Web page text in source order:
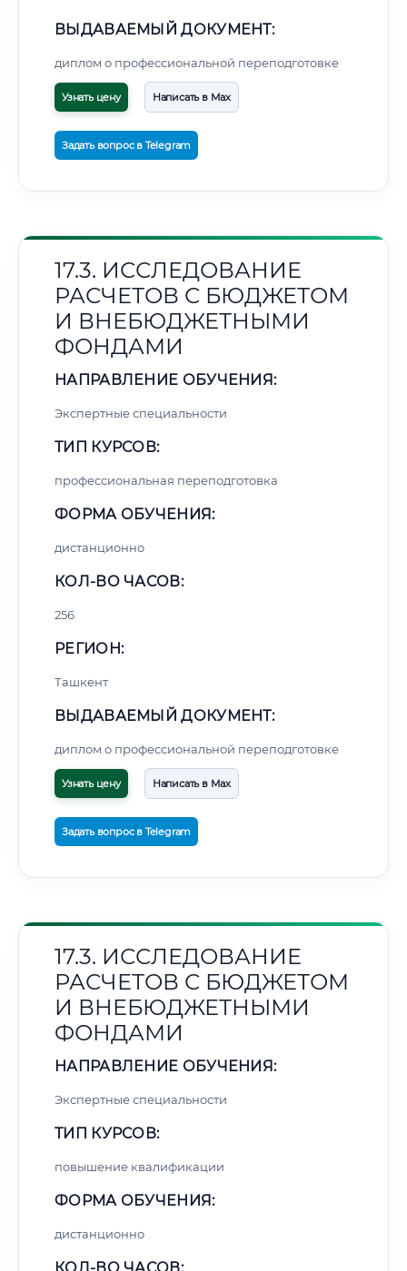
ВЫДАВАЕМЫЙ ДОКУМЕНТ:
диплом о профессиональной переподготовке
Узнать цену Написать в Max
Задать вопрос в Telegram
17.3. ИССЛЕДОВАНИЕ
РАСЧЕТОВ С БЮДЖЕТОМ
И ВНЕБЮДЖЕТНЫМИ
ФОНДАМИ
НАПРАВЛЕНИЕ ОБУЧЕНИЯ:
Экспертные специальности
ТИП КУРСОВ:
профессиональная переподготовка
ФОРМА ОБУЧЕНИЯ:
дистанционно
КОЛ-ВО ЧАСОВ:
256
РЕГИОН:
Ташкент
ВЫДАВАЕМЫЙ ДОКУМЕНТ:
диплом о профессиональной переподготовке
Узнать цену Написать в Max
Задать вопрос в Telegram
17.3. ИССЛЕДОВАНИЕ
РАСЧЕТОВ С БЮДЖЕТОМ
И ВНЕБЮДЖЕТНЫМИ
ФОНДАМИ
НАПРАВЛЕНИЕ ОБУЧЕНИЯ:
Экспертные специальности
ТИП КУРСОВ:
повышение квалификации
ФОРМА ОБУЧЕНИЯ:
дистанционно